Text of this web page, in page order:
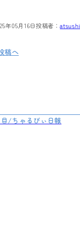
年05月16日投稿者：atsushi
稿へ
/ちゃるびぃ日報